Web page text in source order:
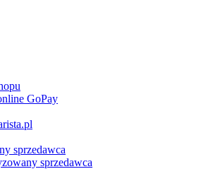
GoPay
sprzedawca
sprzedawca